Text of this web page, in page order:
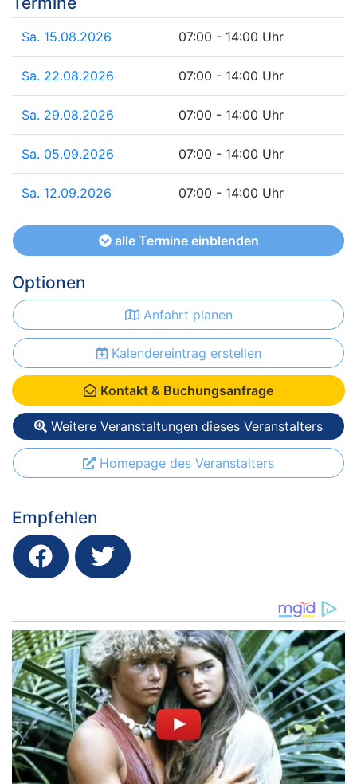
Sa. 15.08.2026 07:00 - 14:00 Uhr
Sa. 22.08.2026 07:00 - 14:00 Uhr
Sa. 29.08.2026 07:00 - 14:00 Uhr
Sa. 05.09.2026 07:00 - 14:00 Uhr
Sa. 12.09.2026 07:00 - 14:00 Uhr
alle Termine einblenden
Optionen
Anfahrt planen
Kalendereintrag erstellen
Kontakt & Buchungsanfrage
Weitere Veranstaltungen dieses Veranstalters
Homepage des Veranstalters
Empfehlen